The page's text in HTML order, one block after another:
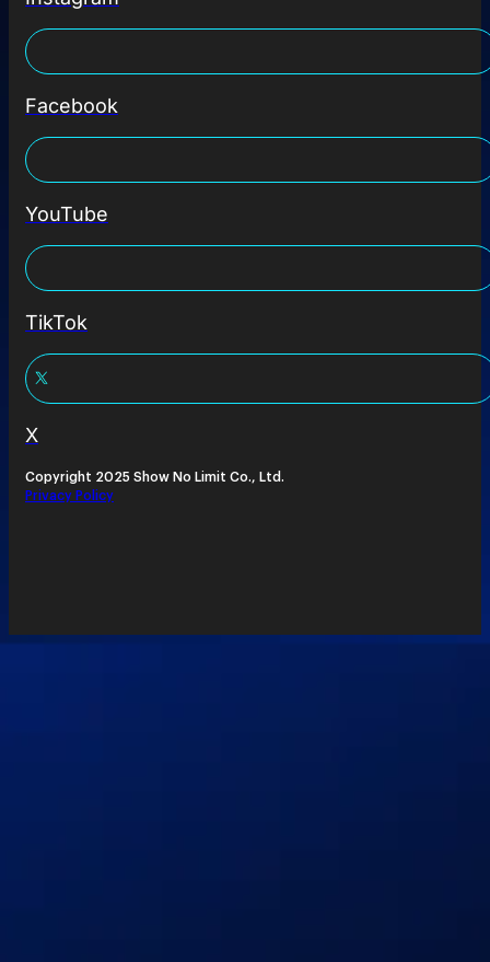
Facebook
YouTube
TikTok
X
Copyright 2025 Show No Limit Co., Ltd.
Privacy Policy